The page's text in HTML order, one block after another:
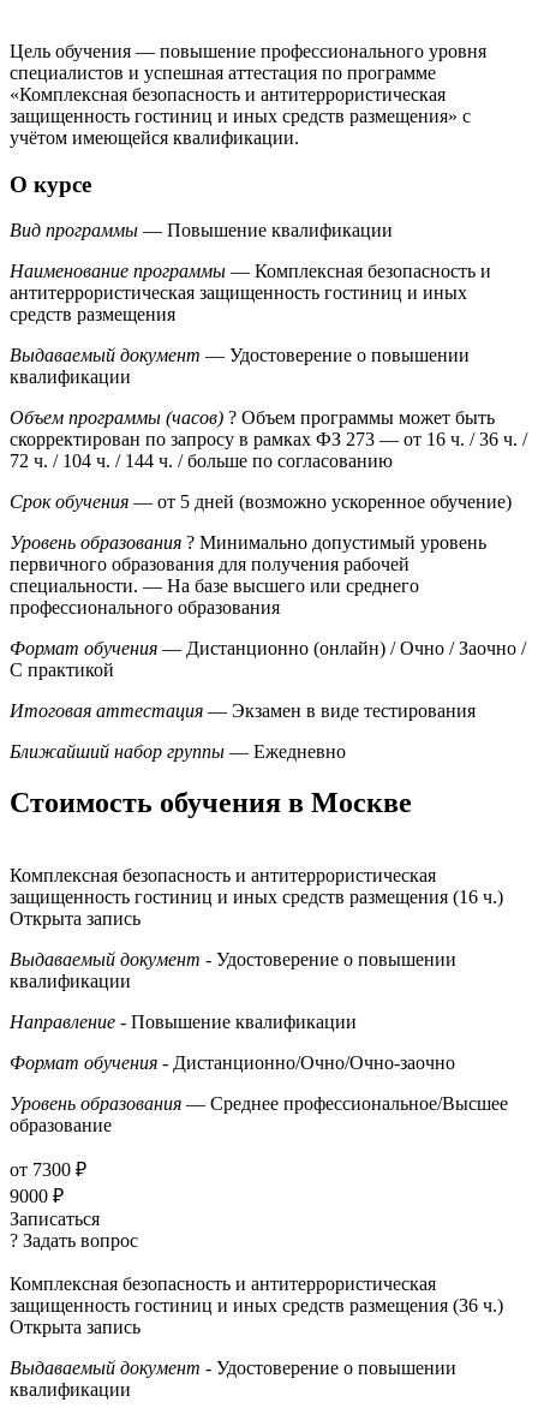
Цель обучения — повышение профессионального уровня
специалистов и успешная аттестация по программе
«Комплексная безопасность и антитеррористическая
защищенность гостиниц и иных средств размещения» с
учётом имеющейся квалификации.
О курсе
Вид программы — Повышение квалификации
Наименование программы — Комплексная безопасность и
антитеррористическая защищенность гостиниц и иных
средств размещения
Выдаваемый документ — Удостоверение о повышении
квалификации
Объем программы (часов) ? Объем программы может быть
скорректирован по запросу в рамках ФЗ 273 — от 16 ч. / 36 ч. /
72 ч. / 104 ч. / 144 ч. / больше по согласованию
Срок обучения — от 5 дней (возможно ускоренное обучение)
Уровень образования ? Минимально допустимый уровень
первичного образования для получения рабочей
специальности. — На базе высшего или среднего
профессионального образования
Формат обучения — Дистанционно (онлайн) / Очно / Заочно /
С практикой
Итоговая аттестация — Экзамен в виде тестирования
Ближайший набор группы — Ежедневно
Стоимость обучения в Москве
Комплексная безопасность и антитеррористическая
защищенность гостиниц и иных средств размещения (16 ч.)
Открыта запись
Выдаваемый документ - Удостоверение о повышении
квалификации
Направление - Повышение квалификации
Формат обучения - Дистанционно/Очно/Очно-заочно
Уровень образования — Среднее профессиональное/Высшее
образование
от 7300 ₽
9000 ₽
Записаться
? Задать вопрос
Комплексная безопасность и антитеррористическая
защищенность гостиниц и иных средств размещения (36 ч.)
Открыта запись
Выдаваемый документ - Удостоверение о повышении
квалификации